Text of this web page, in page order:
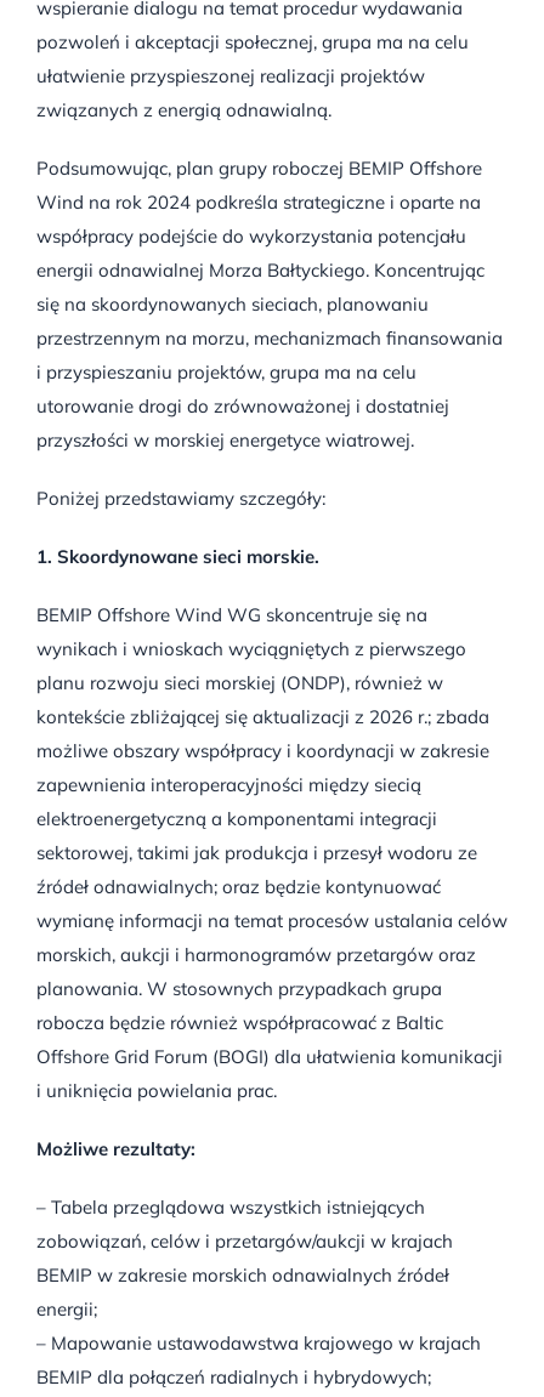
wspieranie dialogu na temat procedur wydawania
pozwoleń i akceptacji społecznej, grupa ma na celu
ułatwienie przyspieszonej realizacji projektów
związanych z energią odnawialną.
Podsumowując, plan grupy roboczej BEMIP Offshore
Wind na rok 2024 podkreśla strategiczne i oparte na
współpracy podejście do wykorzystania potencjału
energii odnawialnej Morza Bałtyckiego. Koncentrując
się na skoordynowanych sieciach, planowaniu
przestrzennym na morzu, mechanizmach finansowania
i przyspieszaniu projektów, grupa ma na celu
utorowanie drogi do zrównoważonej i dostatniej
przyszłości w morskiej energetyce wiatrowej.
Poniżej przedstawiamy szczegóły:
1. Skoordynowane sieci morskie.
BEMIP Offshore Wind WG skoncentruje się na
wynikach i wnioskach wyciągniętych z pierwszego
planu rozwoju sieci morskiej (ONDP), również w
kontekście zbliżającej się aktualizacji z 2026 r.; zbada
możliwe obszary współpracy i koordynacji w zakresie
zapewnienia interoperacyjności między siecią
elektroenergetyczną a komponentami integracji
sektorowej, takimi jak produkcja i przesył wodoru ze
źródeł odnawialnych; oraz będzie kontynuować
wymianę informacji na temat procesów ustalania celów
morskich, aukcji i harmonogramów przetargów oraz
planowania. W stosownych przypadkach grupa
robocza będzie również współpracować z Baltic
Offshore Grid Forum (BOGI) dla ułatwienia komunikacji
i uniknięcia powielania prac.
Możliwe rezultaty:
– Tabela przeglądowa wszystkich istniejących
zobowiązań, celów i przetargów/aukcji w krajach
BEMIP w zakresie morskich odnawialnych źródeł
energii;
– Mapowanie ustawodawstwa krajowego w krajach
BEMIP dla połączeń radialnych i hybrydowych;